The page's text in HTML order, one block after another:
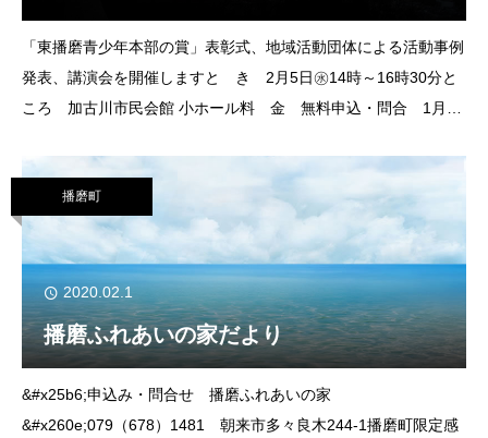
「東播磨青少年本部の賞」表彰式、地域活動団体による活動事例
発表、講演会を開催しますと き 2月5日㊌14時～16時30分と
ころ 加古川市民会館 小ホール料 金 無料申込・問合 1月1
&#x260e;079（421）91
播磨町
2020.02.1
播磨ふれあいの家だより
&#x25b6;申込み・問合せ 播磨ふれあいの家
&#x260e;079（678）1481 朝来市多々良木244-1播磨町限定感